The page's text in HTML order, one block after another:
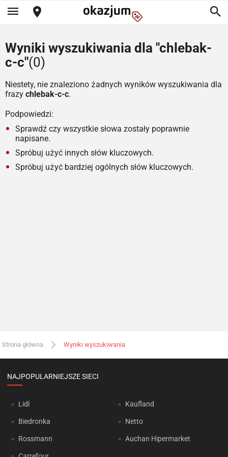
Wyniki wyszukiwania dla "chlebak-
c-c"(0)
Niestety, nie znaleziono żadnych wyników wyszukiwania dla
frazy chlebak-c-c.
Podpowiedzi:
Sprawdź czy wszystkie słowa zostały poprawnie
napisane.
Spróbuj użyć innych słów kluczowych.
Spróbuj użyć bardziej ogólnych słów kluczowych.
Strona główna Wyniki wyszukiwania
NAJPOPULARNIEJSZE SIECI
Lidl
Biedronka
Rossmann
Kaufland
Netto
Auchan Hipermarket